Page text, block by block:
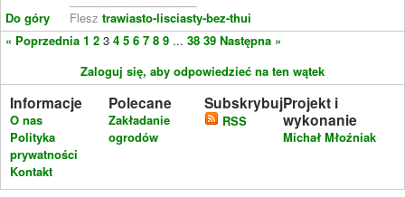
Do góry
Flesz trawiasto-lisciasty-bez-thui
« Poprzednia 1 2 3 4 5 6 7 8 9 ... 38 39 Następna »
Zaloguj się, aby odpowiedzieć na ten wątek
Informacje
O nas
Polityka
prywatności
Kontakt
Polecane
Zakładanie
ogrodów
Subskrybuj
RSS
Projekt i
wykonanie
Michał Młoźniak